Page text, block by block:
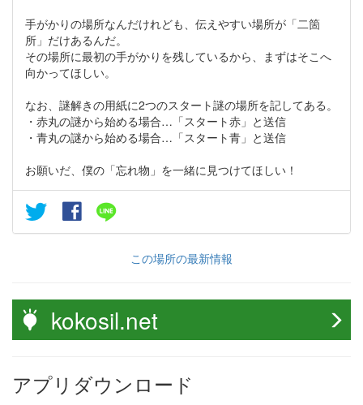
手がかりの場所なんだけれども、伝えやすい場所が「二箇
所」だけあるんだ。
その場所に最初の手がかりを残しているから、まずはそこへ
向かってほしい。
なお、謎解きの用紙に2つのスタート謎の場所を記してある。
・赤丸の謎から始める場合…「スタート赤」と送信
・青丸の謎から始める場合…「スタート青」と送信
お願いだ、僕の「忘れ物」を一緒に見つけてほしい！
この場所の最新情報
kokosil.net
アプリダウンロード